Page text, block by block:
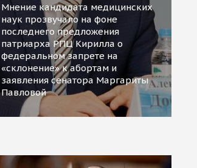
Мнение кандидата медицинских
наук прозвучало на фоне
последнего предложения
патриарха РПЦ Кирилла о
федеральном запрете на
«склонение» к абортам и
заявления сенатора Маргариты
Павловой